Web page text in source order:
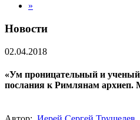
»
Новости
02.04.2018
«Ум проницательный и
послания к Римлянам